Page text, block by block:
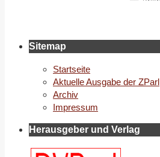
Sitemap
Startseite
Aktuelle Ausgabe der ZParl
Archiv
Impressum
Herausgeber und Verlag